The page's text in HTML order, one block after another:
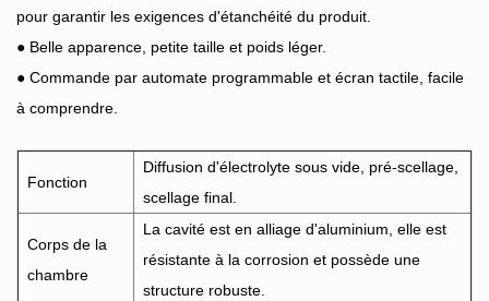
pour garantir les exigences d'étanchéité du produit.
● Belle apparence, petite taille et poids léger.
● Commande par automate programmable et écran tactile, facile
à comprendre.
Fonction
Diffusion d'électrolyte sous vide, pré-scellage,
scellage final.
Corps de la
chambre
La cavité est en alliage d'aluminium, elle est
résistante à la corrosion et possède une
structure robuste.